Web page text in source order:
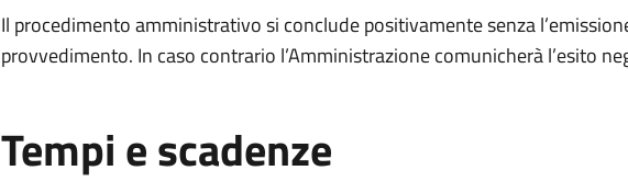
Il procedimento amministrativo si conclude positivamente senza
provvedimento. In caso contrario l’Amministrazione comunicherà l’esito
Tempi e scadenze